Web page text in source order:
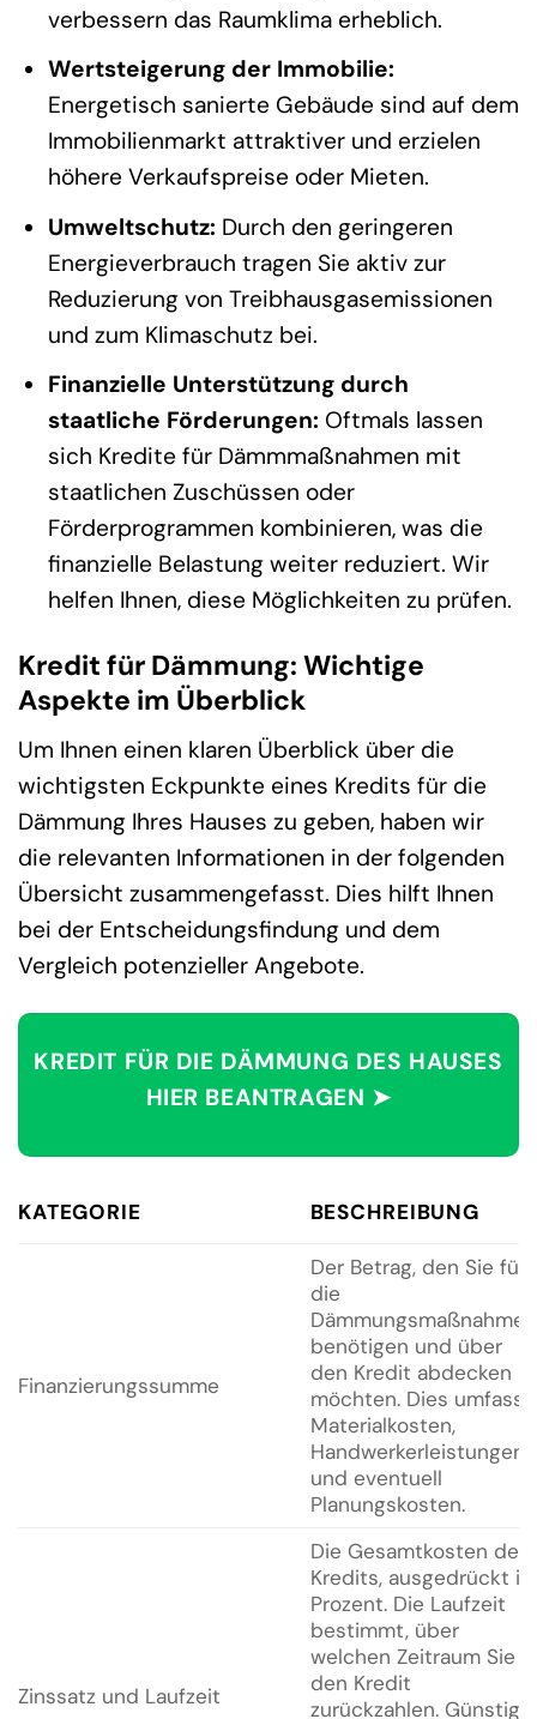
verbessern das Raumklima erheblich.
Wertsteigerung der Immobilie:
Energetisch sanierte Gebäude sind auf dem
Immobilienmarkt attraktiver und erzielen
höhere Verkaufspreise oder Mieten.
Umweltschutz: Durch den geringeren
Energieverbrauch tragen Sie aktiv zur
Reduzierung von Treibhausgasemissionen
und zum Klimaschutz bei.
Finanzielle Unterstützung durch
staatliche Förderungen: Oftmals lassen
sich Kredite für Dämmmaßnahmen mit
staatlichen Zuschüssen oder
Förderprogrammen kombinieren, was die
finanzielle Belastung weiter reduziert. Wir
helfen Ihnen, diese Möglichkeiten zu prüfen.
Kredit für Dämmung: Wichtige
Aspekte im Überblick
Um Ihnen einen klaren Überblick über die
wichtigsten Eckpunkte eines Kredits für die
Dämmung Ihres Hauses zu geben, haben wir
die relevanten Informationen in der folgenden
Übersicht zusammengefasst. Dies hilft Ihnen
bei der Entscheidungsfindung und dem
Vergleich potenzieller Angebote.
KREDIT FÜR DIE DÄMMUNG DES HAUSES
HIER BEANTRAGEN ➤
KATEGORIE BESCHREIBUNG
Finanzierungssumme
Der Betrag, den Sie für
die
Dämmungsmaßnahmen
benötigen und über
den Kredit abdecken
möchten. Dies umfasst
Materialkosten,
Handwerkerleistungen
und eventuell
Planungskosten.
Zinssatz und Laufzeit
Die Gesamtkosten des
Kredits, ausgedrückt in
Prozent. Die Laufzeit
bestimmt, über
welchen Zeitraum Sie
den Kredit
zurückzahlen. Günstige